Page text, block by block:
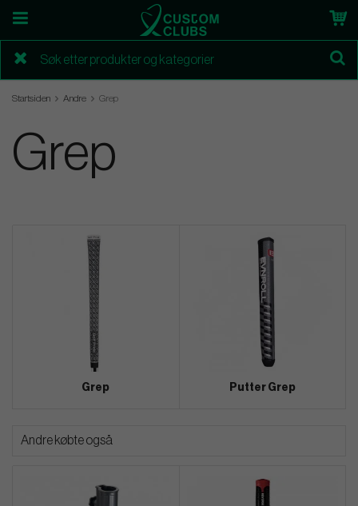
Startsiden Andre Grep
Grep
Grep Putter Grep
Andre købte også